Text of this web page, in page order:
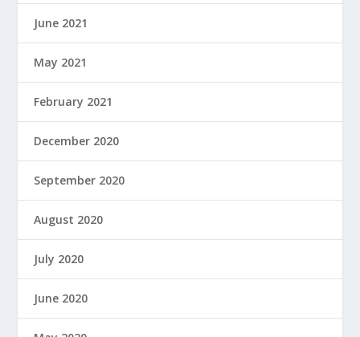
June 2021
May 2021
February 2021
December 2020
September 2020
August 2020
July 2020
June 2020